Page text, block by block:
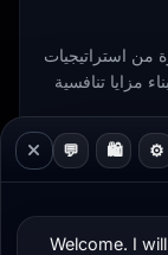
من استراتيجيات
مزايا تنافسية
12 Apr 2026
⚙️
🛍️
💬
Welcome. I